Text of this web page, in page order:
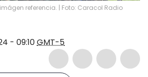
referencia. | Foto: Caracol Radio
- 09:10GMT-5